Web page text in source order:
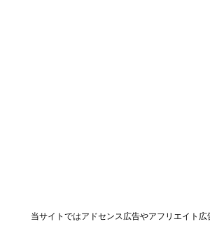
当サイトではアドセンス広告やアフリエイト